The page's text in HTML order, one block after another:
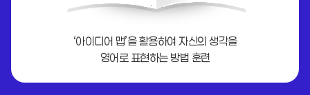
‘아이디어 맵’을 활용하여 자신의 생각을
영어로 표현하는 방법 훈련